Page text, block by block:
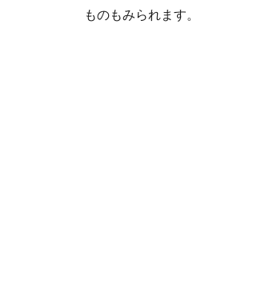
ものもみられます。